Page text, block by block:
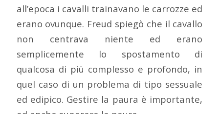
all’epoca i cavalli trainavano le carrozze ed
erano ovunque. Freud spiegò che il cavallo
non centrava niente ed erano
semplicemente lo spostamento di
qualcosa di più complesso e profondo, in
quel caso di un problema di tipo sessuale
ed edipico. Gestire la paura è importante,